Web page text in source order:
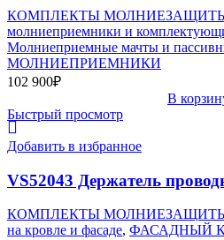
КОМПЛЕКТЫ
молниеприемники и
Молниеприемные мачты и
МОЛНИЕПРИЕМНИКИ
102 900₽
В
Быстрый просмотр
Добавить в избранное
VS52043 Держатель
КОМПЛЕКТЫ
на кровле и фасаде, ФАСАДНЫЙ